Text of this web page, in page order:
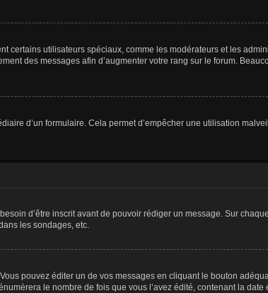
certains utilisateurs spéciaux, comme les modérateurs et les
des messages afin d’augmenter votre rang sur le forum.
d’un formulaire. Cela permet d’empêcher une utilisation
d’être inscrit avant de pouvoir rédiger un message. Sur
les sondages, etc.
pouvez éditer un de vos messages en cliquant le bouton
le nombre de fois que vous l’avez édité, contenant la date